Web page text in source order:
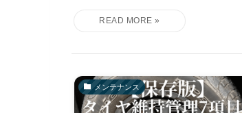
メンテナンス